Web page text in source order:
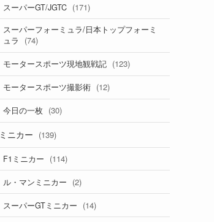
スーパーGT/JGTC (171)
スーパーフォーミュラ/日本トップフォーミ
ュラ
(74)
モータースポーツ現地観戦記 (123)
モータースポーツ撮影術 (12)
今日の一枚 (30)
ミニカー (139)
F1ミニカー (114)
ル・マンミニカー (2)
スーパーGTミニカー (14)